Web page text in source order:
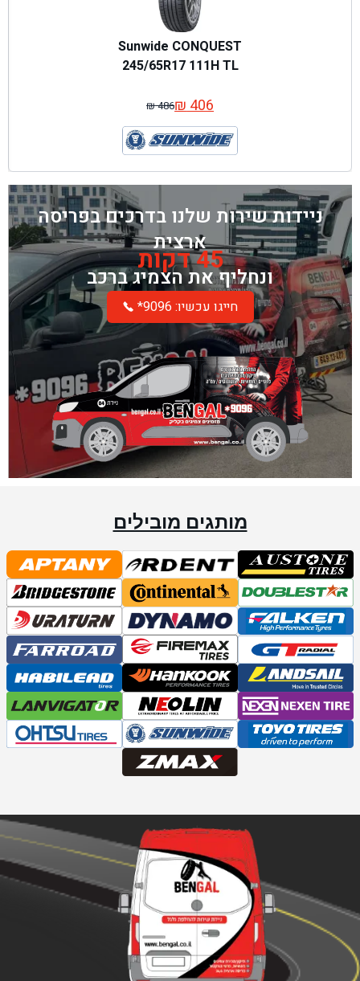
Sunwide CONQUEST
245/65R17 111H TL
₪486
המחיר
המקורי
היה:
₪ 486.
₪406 המחיר
הנוכחי
הוא:
₪ 406.
ניידות שירות שלנו בדרכים בפריסה
ארצית
45 דקות
ונחליף את הצמיג ברכב
*חייגו עכשיו: 9096
מותגים מובילים